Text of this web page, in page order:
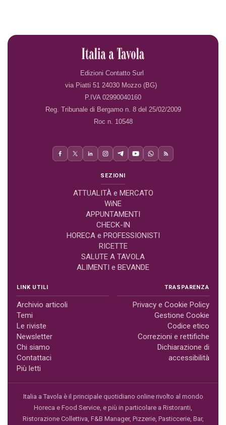
Edizioni Contatto Surl
via Piatti 51 24030 Mozzo (BG)
P.IVA 02990040160
Reg. Tribunale di Bergamo n. 8 del 25/02/2009
Roc n. 10548
SEZIONI
ATTUALITÀ e MERCATO
WiNE
APPUNTAMENTI
CHECK-IN
HORECA e PROFESSIONISTI
RICETTE
SALUTE A TAVOLA
ALIMENTI e BEVANDE
LINK UTILI
Archivio articoli
Temi
Le riviste
Newsletter
Chi siamo
Contattaci
Più letti
TRASPARENZA
Privacy e Cookie Policy
Gestione Cookie
Codice etico
Correzioni e rettifiche
Dichiarazione di
accessibilità
Italia a Tavola è il principale quotidiano online rivolto al mondo
Horeca e Food Service, e più in particolare a Ristoranti,
Ristorazione Collettiva, F&B Manager, Pizzerie, Pasticcerie, Bar,